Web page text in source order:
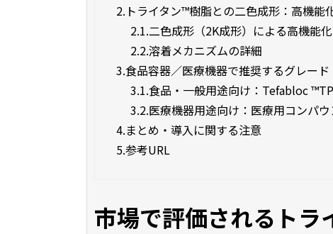
2. トライタン™樹脂との二色成形：高機
2.1.二色成形（2K成形）による高機能
2.2.溶着メカニズムの詳細
3.食品容器／医療機器で推奨するグレード
3.1.食品・一般用途向け：Tefabloc
3.2.医療機器用途向け：医療用コンパ
4.まとめ・導入に関する注意
5.参考URL
市場で評価されるトラ